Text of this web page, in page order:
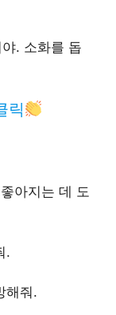
. 소화를 돕
릭
아지는 데 도
.
해줘.